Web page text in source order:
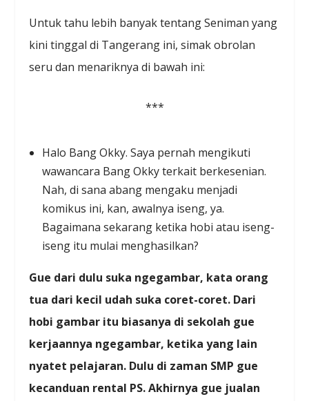
Untuk tahu lebih banyak tentang Seniman yang
kini tinggal di Tangerang ini, simak obrolan
seru dan menariknya di bawah ini:
***
Halo Bang Okky. Saya pernah mengikuti
wawancara Bang Okky terkait berkesenian.
Nah, di sana abang mengaku menjadi
komikus ini, kan, awalnya iseng, ya.
Bagaimana sekarang ketika hobi atau iseng-
iseng itu mulai menghasilkan?
Gue dari dulu suka ngegambar, kata orang
tua dari kecil udah suka coret-coret. Dari
hobi gambar itu biasanya di sekolah gue
kerjaannya ngegambar, ketika yang lain
nyatet pelajaran. Dulu di zaman SMP gue
kecanduan rental PS. Akhirnya gue jualan